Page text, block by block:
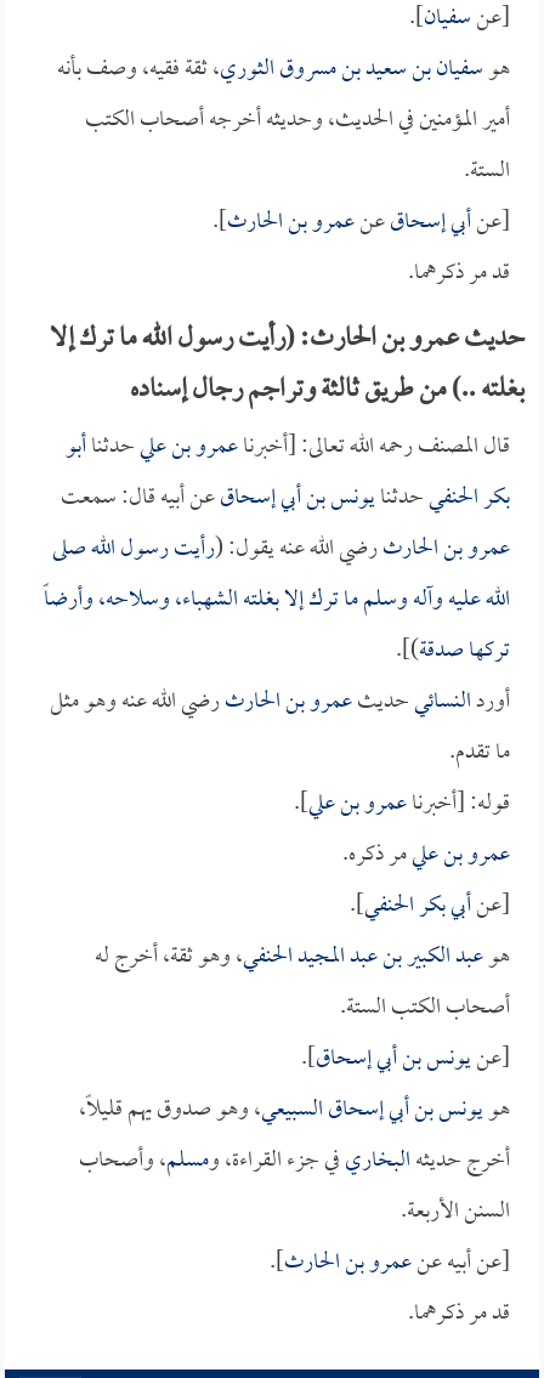
[عنسفيان].
هوسفيان بن سعيد بن مسروق الثوري، ثقة فقيه، وصف بأنه
أمير المؤمنين في الحديث، وحديثه أخرجه أصحاب الكتب
الستة.
[عنأبي إسحاقعنعمرو بن الحارث].
قد مر ذكرهما.
حديث عمرو بن الحارث: (رأيت رسول الله ما ترك إلا
بغلته ..) من طريق ثالثة وتراجم رجال إسناده
قال المصنف رحمه الله تعالى: [أخبرناعمرو بن عليحدثناأبو
بكر الحنفيحدثنايونس بن أبي إسحاقعن أبيه قال: سمعت
عمرو بن الحارثرضي الله عنه يقول: (رأيت رسول الله صلى
الله عليه وآله وسلم ما ترك إلا بغلته الشهباء، وسلاحه، وأرضاً
تركها صدقة)].
أوردالنسائيحديثعمرو بن الحارثرضي الله عنه وهو مثل
ما تقدم.
قوله: [أخبرناعمرو بن علي].
عمرو بن عليمر ذكره.
[عنأبي بكر الحنفي].
هوعبد الكبير بن عبد المجيد الحنفي، وهو ثقة، أخرج له
أصحاب الكتب الستة.
[عنيونس بن أبي إسحاق].
هويونس بن أبي إسحاق السبيعي، وهو صدوق يهم قليلاً،
أخرج حديثهالبخاريفي جزء القراءة، ومسلم، وأصحاب
السنن الأربعة.
[عن أبيه عنعمرو بن الحارث].
قد مر ذكرهما.